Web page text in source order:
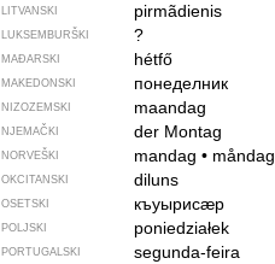
LITVANSKI pirmãdienis
LUKSEMBURŠKI ?
MAĐARSKI hétfő
MAKEDONSKI понеделник
NIZOZEMSKI maandag
NJEMAČKI der Montag
NORVEŠKI mandag• måndag
OKCITANSKI diluns
OSETSKI къуырисӕр
POLJSKI poniedziałek
PORTUGALSKI segunda-feira